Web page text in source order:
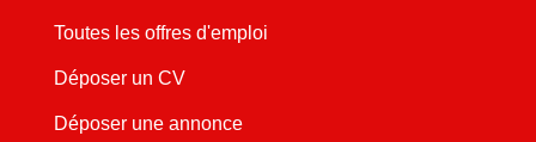
Toutes les offres d'emploi
Déposer un CV
Déposer une annonce